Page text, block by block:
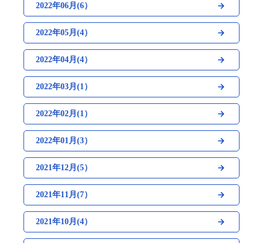
2022年06月(6）
2022年05月(4）
2022年04月(4）
2022年03月(1）
2022年02月(1）
2022年01月(3）
2021年12月(5）
2021年11月(7）
2021年10月(4）